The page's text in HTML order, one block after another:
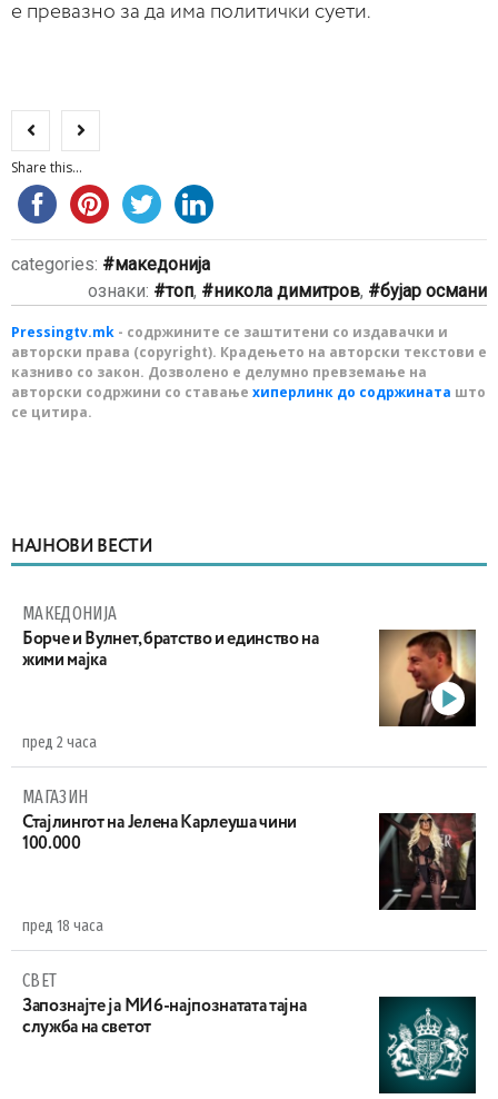
е превазно за да има политички суети.
Share this...
categories:
македонија
ознаки:
топ, никола димитров, бујар османи
Pressingtv.mk - содржините се заштитени со издавачки и
авторски права (copyright). Крадењето на авторски текстови е
казниво со закон. Дозволено е делумно превземање на
авторски содржини со ставање хиперлинк до содржината што
се цитира.
НАЈНОВИ ВЕСТИ
МАКЕДОНИЈА
Борче и Вулнет, братство и единство на
жими мајка
пред 2 часа
МАГАЗИН
Стајлингот на Јелена Карлеуша чини
100.000
пред 18 часа
СВЕТ
Запознајте ја МИ6-најпознатата тајна
служба на светот